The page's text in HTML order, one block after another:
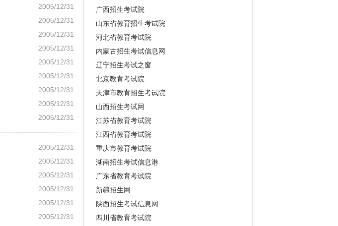
2005/12/31
2005/12/31
2005/12/31
2005/12/31
2005/12/31
2005/12/31
2005/12/31
2005/12/31
2005/12/31
2005/12/31
2005/12/31
2005/12/31
2005/12/31
2005/12/31
2005/12/31
广西招生考试院
山东省教育招生考试院
河北省教育考试院
内蒙古招生考试信息网
辽宁招生考试之窗
北京教育考试院
天津市教育招生考试院
山西招生考试网
江苏省教育考试院
江西省教育考试院
重庆市教育考试院
湖南招生考试信息港
广东省教育考试院
新疆招生网
陕西招生考试信息网
四川省教育考试院